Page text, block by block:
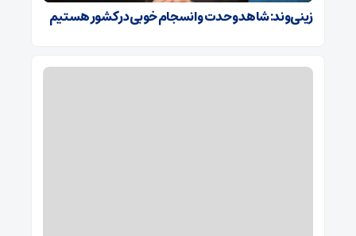
زینی‌وند: شاهد وحدت و انسجام خوبی در کشور هستیم